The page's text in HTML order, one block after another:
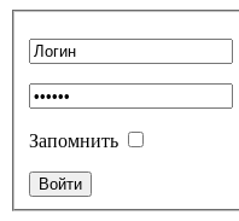
Запомнить